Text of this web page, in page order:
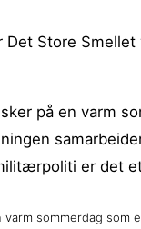
Store
varm sommerdag